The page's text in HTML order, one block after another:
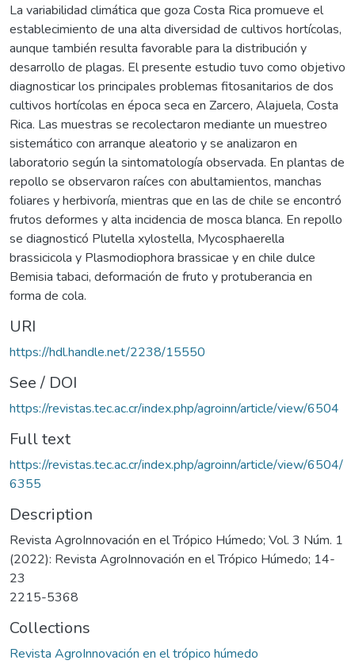
La variabilidad climática que goza Costa Rica promueve el
establecimiento de una alta diversidad de cultivos hortícolas,
aunque también resulta favorable para la distribución y
desarrollo de plagas. El presente estudio tuvo como objetivo
diagnosticar los principales problemas fitosanitarios de dos
cultivos hortícolas en época seca en Zarcero, Alajuela, Costa
Rica. Las muestras se recolectaron mediante un muestreo
sistemático con arranque aleatorio y se analizaron en
laboratorio según la sintomatología observada. En plantas de
repollo se observaron raíces con abultamientos, manchas
foliares y herbivoría, mientras que en las de chile se encontró
frutos deformes y alta incidencia de mosca blanca. En repollo
se diagnosticó Plutella xylostella, Mycosphaerella
brassicicola y Plasmodiophora brassicae y en chile dulce
Bemisia tabaci, deformación de fruto y protuberancia en
forma de cola.
URI
https://hdl.handle.net/2238/15550
See / DOI
https://revistas.tec.ac.cr/index.php/agroinn/article/view/6504
Full text
https://revistas.tec.ac.cr/index.php/agroinn/article/view/6504/
6355
Description
Revista AgroInnovación en el Trópico Húmedo; Vol. 3 Núm. 1
(2022): Revista AgroInnovación en el Trópico Húmedo; 14-
23
2215-5368
Collections
Revista AgroInnovación en el trópico húmedo